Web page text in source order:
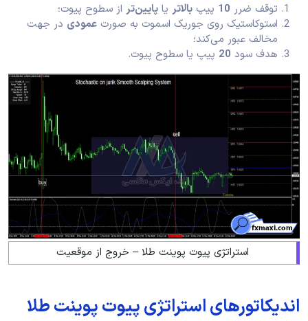
توقف ضرر 10 پیپ بالاتر یا پایین‌تر از سطوح پیوت؛
استوکاستیک روی جوریک اسموت به صورت عمودی در جهت
مخالف عبور می‌کند؛
هدف سود 20 پیپ یا سطوح پیوت.
استراتژی پیوت پوینت طلا – خروج از موقعیت
اندیکاتورهای استراتژی پیوت پوینت طلا